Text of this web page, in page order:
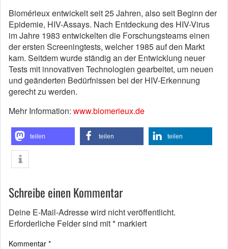
Biomérieux entwickelt seit 25 Jahren, also seit Beginn der
Epidemie, HIV-Assays. Nach Entdeckung des HIV-Virus
im Jahre 1983 entwickelten die Forschungsteams einen
der ersten Screeningtests, welcher 1985 auf den Markt
kam. Seitdem wurde ständig an der Entwicklung neuer
Tests mit innovativen Technologien gearbeitet, um neuen
und geänderten Bedürfnissen bei der HIV-Erkennung
gerecht zu werden.
Mehr Information: www.biomerieux.de
teilen teilen teilen
Schreibe einen Kommentar
Deine E-Mail-Adresse wird nicht veröffentlicht.
Erforderliche Felder sind mit* markiert
Kommentar *